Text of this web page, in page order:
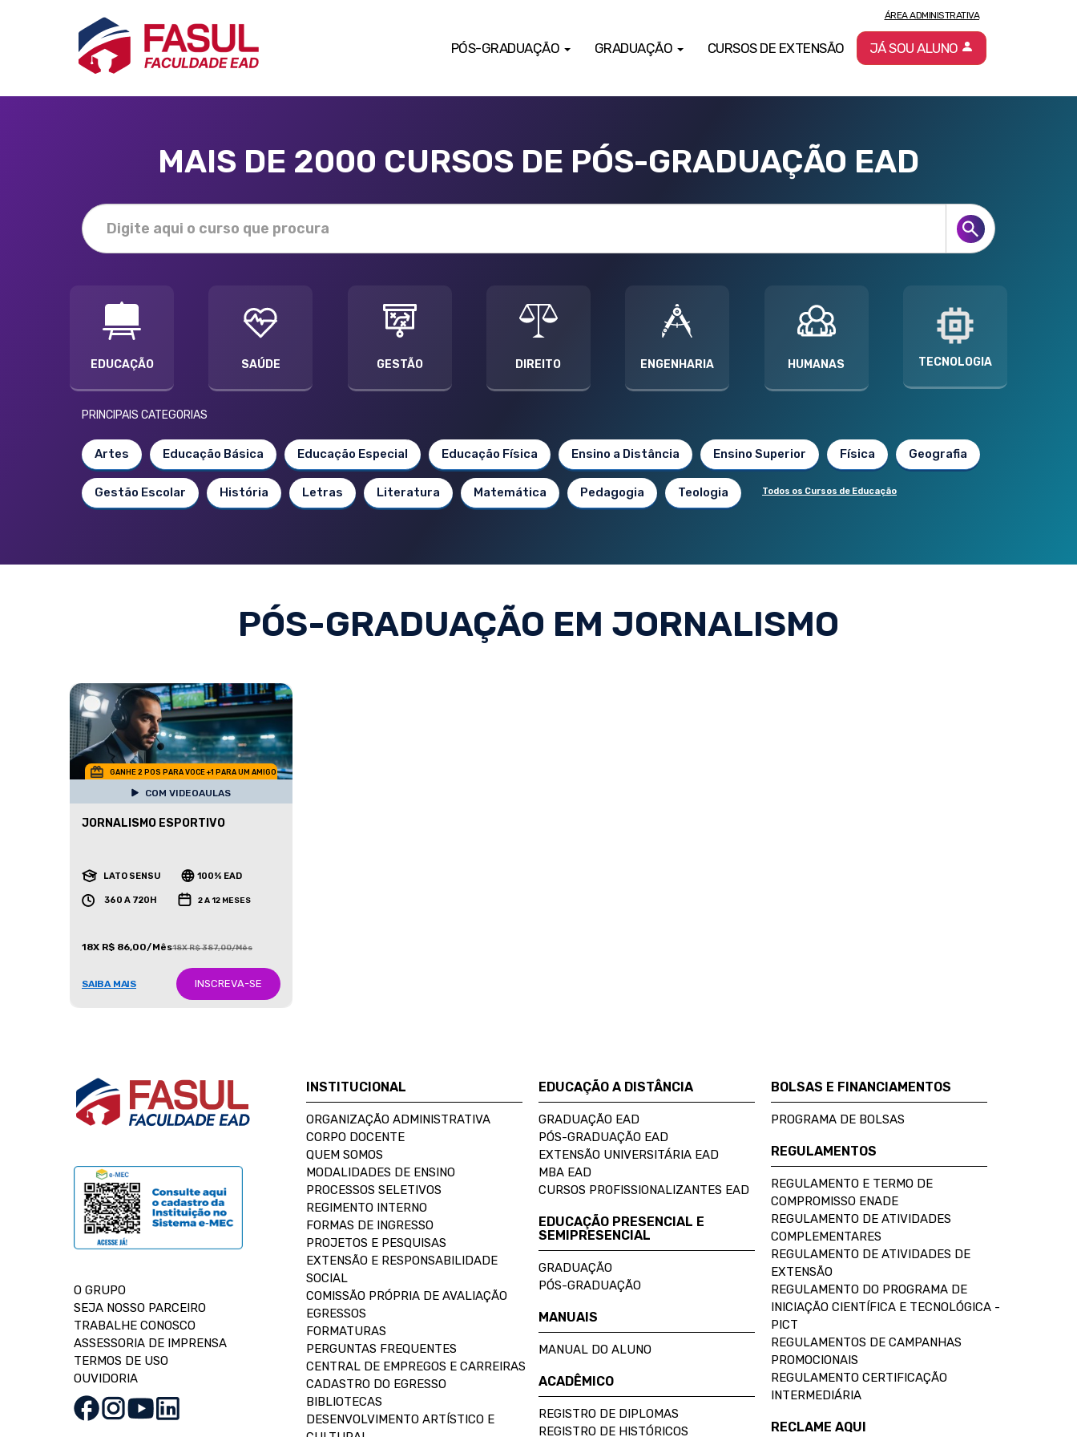
PÓS-GRADUAÇÃO GRADUAÇÃO CURSOS DE EXTENSÃO
ÁREA ADMINISTRATIVA
JÁ SOU ALUNO
MAIS DE 2000 CURSOS DE PÓS-GRADUAÇÃO EAD
EDUCAÇÃO SAÚDE GESTÃO DIREITO ENGENHARIA HUMANAS TECNOLOGIA
PRINCIPAIS CATEGORIAS
Artes Educação Básica Educação Especial Educação Física Ensino a Distância Ensino Superior Física Geografia
Gestão Escolar História Letras Literatura Matemática Pedagogia Teologia Todos os Cursos de Educação
PÓS-GRADUAÇÃO EM JORNALISMO
GANHE 2 POS PARA VOCE +1 PARA UM AMIGO
COM VIDEOAULAS
JORNALISMO ESPORTIVO
LATO SENSU 100% EAD
360 A 720H 2 A 12 MESES
18X R$ 86,00/Mês18X R$ 387,00/Mês
SAIBA MAIS INSCREVA-SE
O GRUPO
SEJA NOSSO PARCEIRO
TRABALHE CONOSCO
ASSESSORIA DE IMPRENSA
TERMOS DE USO
OUVIDORIA
INSTITUCIONAL
ORGANIZAÇÃO ADMINISTRATIVA
CORPO DOCENTE
QUEM SOMOS
MODALIDADES DE ENSINO
PROCESSOS SELETIVOS
REGIMENTO INTERNO
FORMAS DE INGRESSO
PROJETOS E PESQUISAS
EXTENSÃO E RESPONSABILIDADE
SOCIAL
COMISSÃO PRÓPRIA DE AVALIAÇÃO
EGRESSOS
FORMATURAS
PERGUNTAS FREQUENTES
CENTRAL DE EMPREGOS E CARREIRAS
CADASTRO DO EGRESSO
BIBLIOTECAS
DESENVOLVIMENTO ARTÍSTICO E
EDUCAÇÃO A DISTÂNCIA
GRADUAÇÃO EAD
PÓS-GRADUAÇÃO EAD
EXTENSÃO UNIVERSITÁRIA EAD
MBA EAD
CURSOS PROFISSIONALIZANTES EAD
EDUCAÇÃO PRESENCIAL E
SEMIPRESENCIAL
GRADUAÇÃO
PÓS-GRADUAÇÃO
MANUAIS
MANUAL DO ALUNO
ACADÊMICO
REGISTRO DE DIPLOMAS
REGISTRO DE HISTÓRICOS
BOLSAS E FINANCIAMENTOS
PROGRAMA DE BOLSAS
REGULAMENTOS
REGULAMENTO E TERMO DE
COMPROMISSO ENADE
REGULAMENTO DE ATIVIDADES
COMPLEMENTARES
REGULAMENTO DE ATIVIDADES DE
EXTENSÃO
REGULAMENTO DO PROGRAMA DE
INICIAÇÃO CIENTÍFICA E TECNOLÓGICA -
PICT
REGULAMENTOS DE CAMPANHAS
PROMOCIONAIS
REGULAMENTO CERTIFICAÇÃO
INTERMEDIÁRIA
RECLAME AQUI